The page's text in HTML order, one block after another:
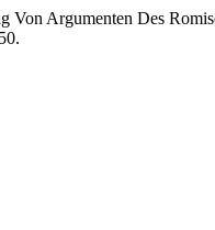
Von Argumenten Des